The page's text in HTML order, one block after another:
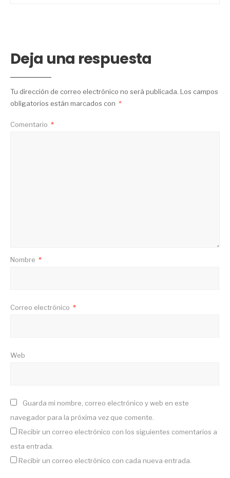
Deja una respuesta
Tu dirección de correo electrónico no será publicada. Los campos
obligatorios están marcados con *
Comentario *
Nombre *
Correo electrónico *
Web
Guarda mi nombre, correo electrónico y web en este
navegador para la próxima vez que comente.
Recibir un correo electrónico con los siguientes comentarios a
esta entrada.
Recibir un correo electrónico con cada nueva entrada.